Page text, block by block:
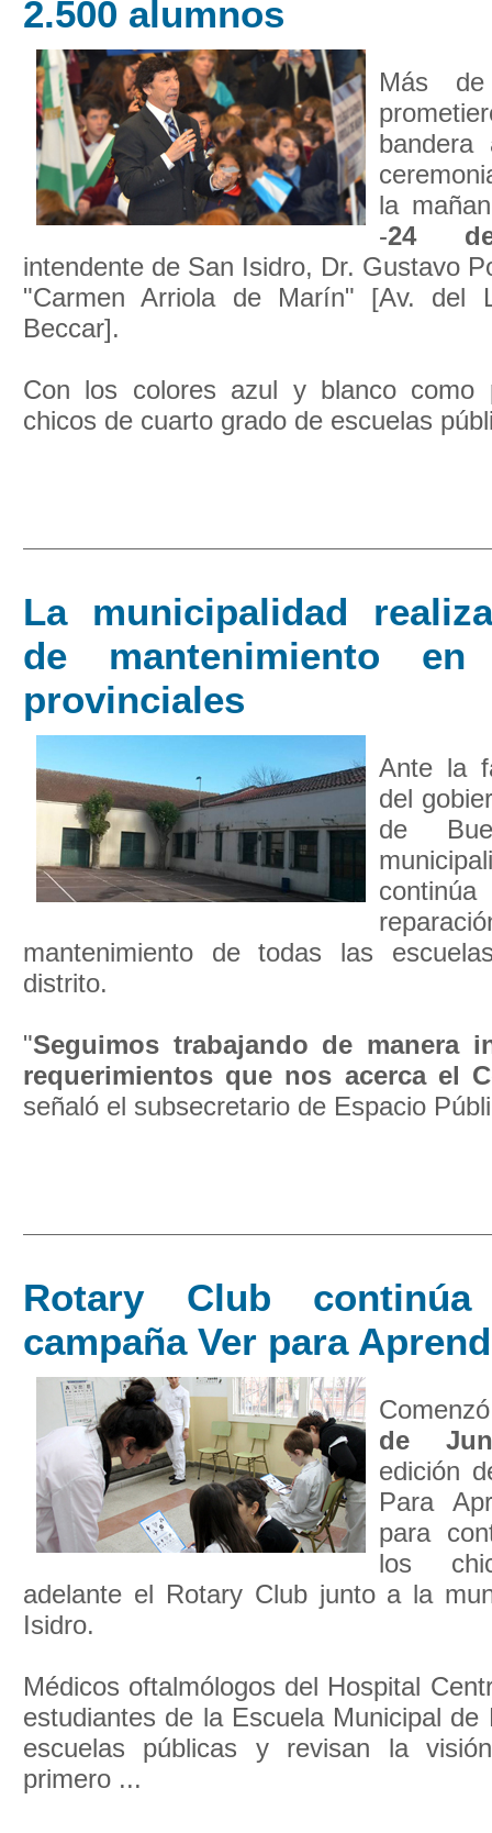
2.500 alumnos
Más
bandera
la
-24
intendente de San Isidro, Dr. Gustavo
"Carmen Arriola de Marín" [Av. del
Beccar].
Con los colores azul y blanco como
chicos de cuarto grado de escuelas
La municipalidad
de mantenimiento en
provinciales
Ante la
del
de
mantenimiento de todas las
distrito.
"Seguimos trabajando de manera
requerimientos que nos acerca el
señaló el subsecretario de Espacio
Rotary Club
campaña Ver para
de
edición
Para
para
los
adelante el Rotary Club junto a la
Isidro.
Médicos oftalmólogos del Hospital
estudiantes de la Escuela Municipal de
escuelas públicas y revisan la
primero ...